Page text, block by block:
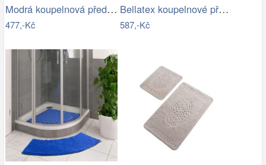
Modrá koupelnová předložka s hvězdou -…
477,-Kč
Bellatex koupelnové předložky…
587,-Kč